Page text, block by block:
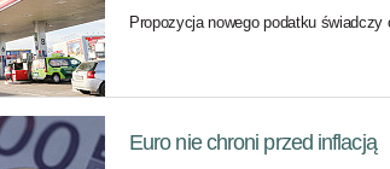
Propozycja nowego podatku
Euro nie chroni przed inflacją